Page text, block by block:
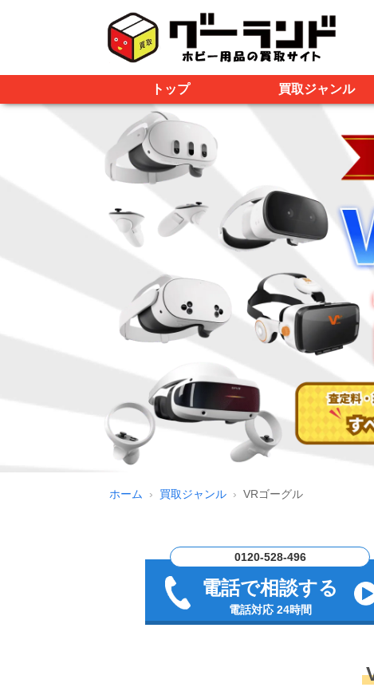
トップ 買取ジャンル
ホーム 買取ジャンル VRゴーグル
0120-528-496
電話で相談する
電話対応 24時間